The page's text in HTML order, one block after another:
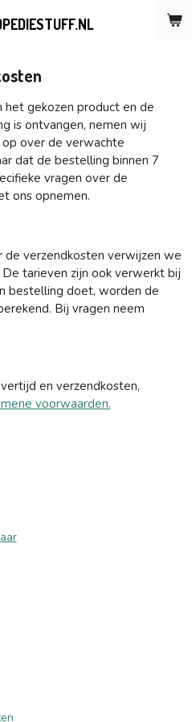
het gekozen product en de
is ontvangen, nemen wij
over de verwachte
dat de bestelling binnen 7
vragen over de
ons opnemen.
de verzendkosten verwijzen we
tarieven zijn ook verwerkt bij
bestelling doet, worden de
Bij vragen neem
en verzendkosten,
voorwaarden.